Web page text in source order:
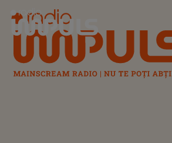
Radio Impuls